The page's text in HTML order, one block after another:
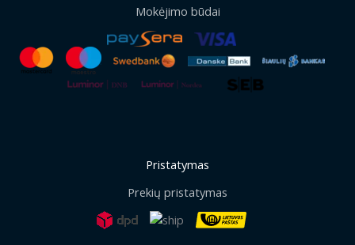
Mokėjimo būdai
Pristatymas
Prekių pristatymas